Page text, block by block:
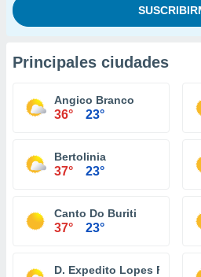
Principales ciudades
Angico Branco
36° 23°
Bertolinia
37° 23°
Canto Do Buriti
37° 23°
D. Expedito Lopes